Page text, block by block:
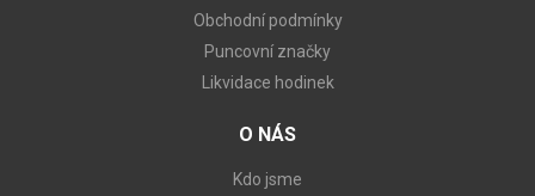
Obchodní podmínky
Puncovní značky
Likvidace hodinek
O NÁS
Kdo jsme